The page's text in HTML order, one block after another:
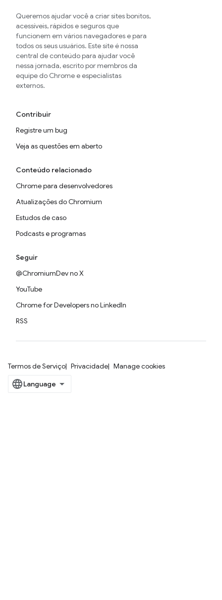
Queremos ajudar você a criar sites bonitos,
acessíveis, rápidos e seguros que
funcionem em vários navegadores e para
todos os seus usuários. Este site é nossa
central de conteúdo para ajudar você
nessa jornada, escrito por membros da
equipe do Chrome e especialistas
externos.
Contribuir
Registre um bug
Veja as questões em aberto
Conteúdo relacionado
Chrome para desenvolvedores
Atualizações do Chromium
Estudos de caso
Podcasts e programas
Seguir
@ChromiumDev no X
YouTube
Chrome for Developers no LinkedIn
RSS
Termos de Serviço Privacidade Manage cookies